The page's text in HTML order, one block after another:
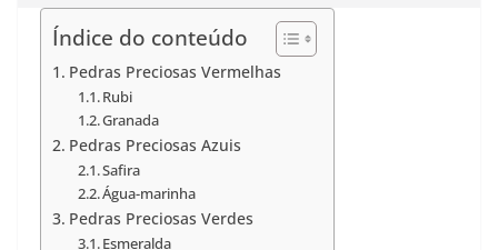
Índice do conteúdo
Pedras Preciosas Vermelhas
Rubi
Granada
Pedras Preciosas Azuis
Safira
Água-marinha
Pedras Preciosas Verdes
Esmeralda